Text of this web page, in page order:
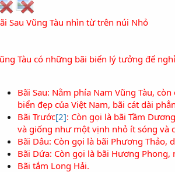
Sau Vũng Tàu nhìn từ trên núi Nhỏ
Tàu có những bãi biển lý tưởng để
Bãi Sau: Nằm phía Nam Vũng Tàu,
biển đẹp của Việt Nam, bãi cát dài
Bãi Trước[2]: Còn gọi là bãi Tầm
và giống như một vịnh nhỏ ít sóng và
Bãi Dâu: Còn gọi là bãi Phương
Bãi Dứa: Còn gọi là bãi Hương
Bãi tắm Long Hải.